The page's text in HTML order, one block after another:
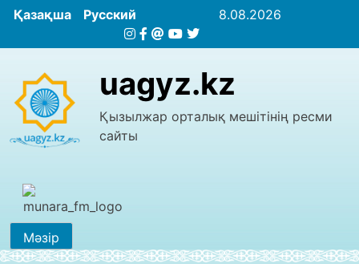
Қазақша Русский 8.08.2026
uagyz.kz
Қызылжар орталық мешітінің ресми
сайты
Мәзір